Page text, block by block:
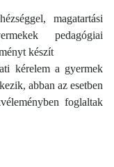
magatartási
pedagógiai
készít
kérelem a gyermek
abban az esetben
foglaltak